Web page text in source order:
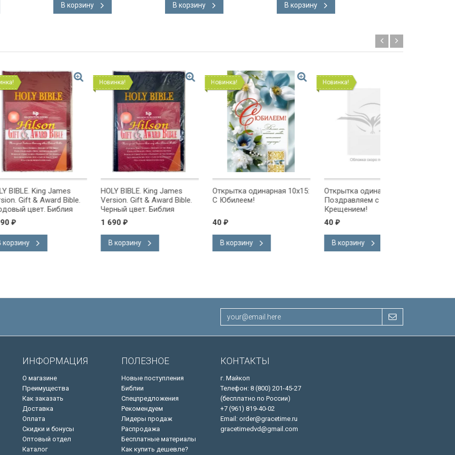
В корзину В корзину В корзину
James
Bible.
слова
Новинка!
HOLY BIBLE. King James
Version. Gift & Award Bible.
Черный цвет. Библия
Короля Иакова на
английском языке.
Словарь, карты, закладка,
подарочная вкладка, слова
Новинка!
Открытка одинарная 10x15:
С Юбилеем!
Новинка!
Открытка одинарная 10x15:
Поздравляем с
ИНФОРМАЦИЯ
О магазине
Преимущества
Как заказать
Доставка
Оплата
Скидки и бонусы
Оптовый отдел
Каталог
ПОЛЕЗНОЕ
Новые поступления
Библии
Спецпредложения
Рекомендуем
Лидеры продаж
Распродажа
Бесплатные материалы
Как купить дешевле?
КОНТАКТЫ
г. Майкоп
Телефон: 8 (800) 201-45-27
(бесплатно по России)
+7 (961) 819-40-02
Email: order@gracetime.ru
gracetimedvd@gmail.com